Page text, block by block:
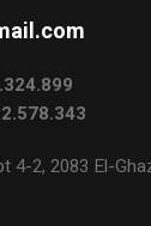
4-2, 2083 El-